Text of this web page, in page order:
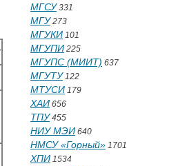
МГСУ331
МГУ273
МГУКИ 101
МГУПИ 225
МГУПС (МИИТ) 637
МГУТУ122
МТУСИ 179
ХАИ 656
ТПУ455
НИУ МЭИ 640
НМСУ «Горный» 1701
ХПИ 1534